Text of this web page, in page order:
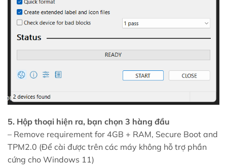
5. Hộp thoại hiện ra, bạn chọn 3 hàng đầu
– Remove requirement for 4GB + RAM, Secure Boot and
TPM2.0 (Để cài được trên các máy không hỗ trợ phần
cứng cho Windows 11)